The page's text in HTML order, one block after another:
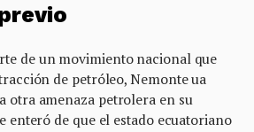
de un movimiento nacional que
de petróleo, Nemonte ua
otra amenaza petrolera en su
enteró de que el estado ecuatoriano